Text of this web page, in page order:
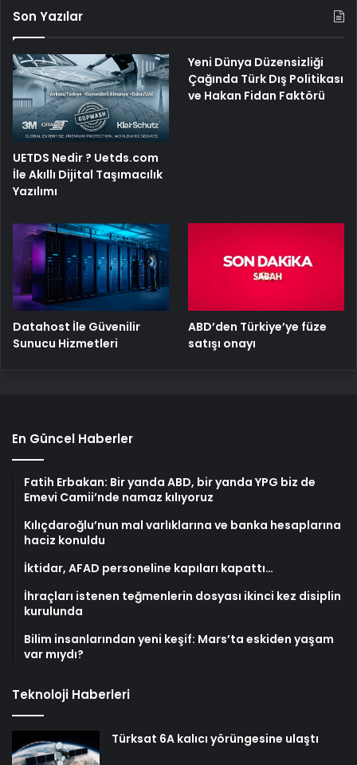
Son Yazılar
UETDS Nedir ? Uetds.com
İle Akıllı Dijital Taşımacılık
Yazılımı
Yeni Dünya Düzensizliği
Çağında Türk Dış Politikası
ve Hakan Fidan Faktörü
Datahost İle Güvenilir
Sunucu Hizmetleri
ABD’den Türkiye’ye füze
satışı onayı
En Güncel Haberler
Fatih Erbakan: Bir yanda ABD, bir yanda YPG biz de
Emevi Camii’nde namaz kılıyoruz
Kılıçdaroğlu’nun mal varlıklarına ve banka hesaplarına
haciz konuldu
İktidar, AFAD personeline kapıları kapattı…
İhraçları istenen teğmenlerin dosyası ikinci kez disiplin
kurulunda
Bilim insanlarından yeni keşif: Mars’ta eskiden yaşam
var mıydı?
Teknoloji Haberleri
Türksat 6A kalıcı yörüngesine ulaştı